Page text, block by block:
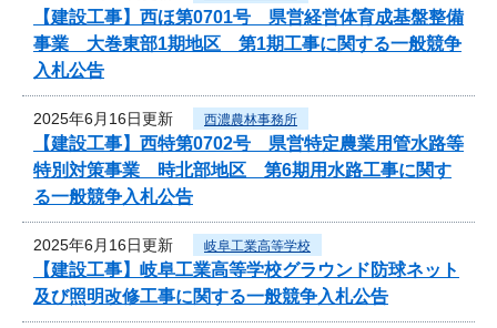
【建設工事】西ほ第0701号 県営経営体育成基盤整備
事業 大巻東部1期地区 第1期工事に関する一般競争
入札公告
2025年6月16日更新 西濃農林事務所
【建設工事】西特第0702号 県営特定農業用管水路等
特別対策事業 時北部地区 第6期用水路工事に関す
る一般競争入札公告
2025年6月16日更新 岐阜工業高等学校
【建設工事】岐阜工業高等学校グラウンド防球ネット
及び照明改修工事に関する一般競争入札公告